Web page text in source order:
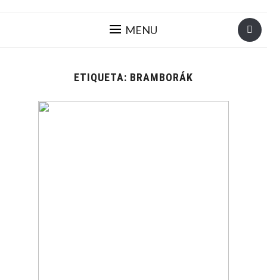
MENU
ETIQUETA: BRAMBORÁK